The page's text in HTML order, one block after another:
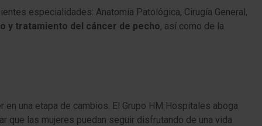
especialidades: Anatomía Patológica, Cirugía General,
y tratamiento del cáncer de pecho, así como de la
una etapa de cambios. El Grupo HM Hospitales aboga
que las mujeres puedan seguir disfrutando de una vida